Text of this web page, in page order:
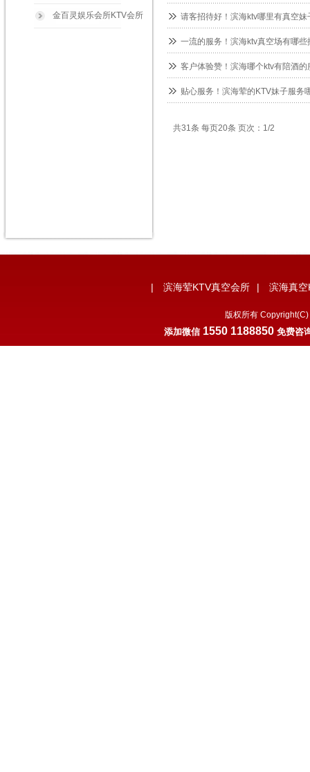
请客招待好！滨海ktv哪里有真空
一流的服务！滨海ktv真空场有哪
客户体验赞！滨海哪个ktv有陪酒
贴心服务！滨海荤的KTV妹子服务
共31条 每页20条 页次：1/2
金百灵娱乐会所KTV会所
| 滨海荤KTV真空会所 | 滨海真
版权所有
添加微信 1550 1188850 免费咨